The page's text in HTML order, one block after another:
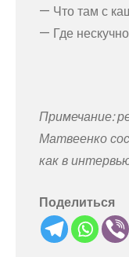
— Что там с
— Где
Примечание:
Матвеенко
как в
Поделиться